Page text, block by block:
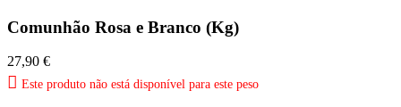
Comunhão Rosa e Branco (Kg)
27,90 €
 Este produto não está disponível para este peso